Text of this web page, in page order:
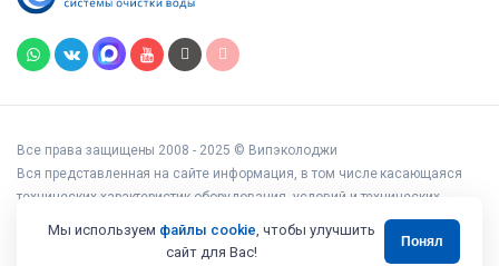
Все права защищены 2008 - 2025 © Випэколоджи
Вся представленная на сайте информация, в том числе касающаяся
технических характеристик оборудования, условий и технических
возможностей подключения, наличия на складе, стоимости товаров и
услуг, носит информационный характер и ни при каких условиях не
Мы используем файлы cookie, чтобы улучшить
сайт для Вас!
Понял